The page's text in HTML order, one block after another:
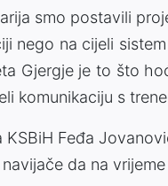
smo postavili
nego na cijeli
Gjergje je to što
komunikaciju s
Feđa
da na